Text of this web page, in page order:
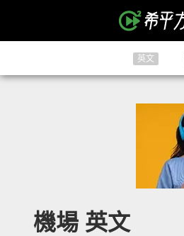
英文
機場 英文